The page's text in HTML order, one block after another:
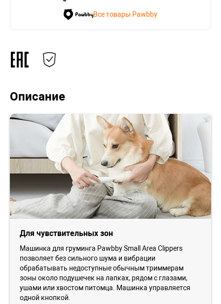
Все товары Pawbby
Описание
Для чувствительных зон
Машинка для груминга Pawbby Small Area Clippers
позволяет без сильного шума и вибрации
обрабатывать недоступные обычным триммерам
зоны около подушечек на лапках, рядом с глазами,
ушами или хвостом питомца. Машинка управляется
одной кнопкой.